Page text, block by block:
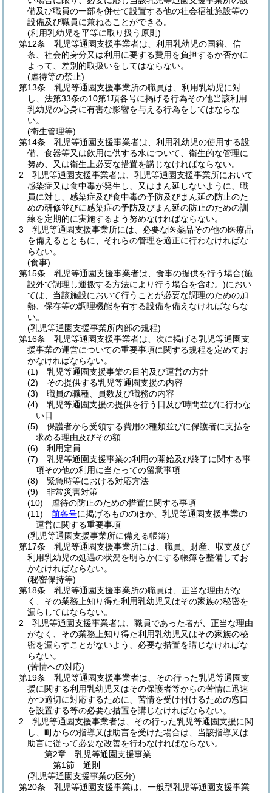
備及び職員の一部を併せて設置する他の社会福祉施設等の
設備及び職員に兼ねることができる。
(利用乳幼児を平等に取り扱う原則)
第12条
乳児等通園支援事業者は、利用乳幼児の国籍、信
条、社会的身分又は利用に要する費用を負担するか否かに
よって、差別的取扱いをしてはならない。
(虐待等の禁止)
第13条
乳児等通園支援事業所の職員は、利用乳幼児に対
し、法第33条の10第1項各号に掲げる行為その他当該利用
乳幼児の心身に有害な影響を与える行為をしてはならな
い。
(衛生管理等)
第14条
乳児等通園支援事業者は、利用乳幼児の使用する設
備、食器等又は飲用に供する水について、衛生的な管理に
努め、又は衛生上必要な措置を講じなければならない。
2
乳児等通園支援事業者は、乳児等通園支援事業所において
感染症又は食中毒が発生し、又はまん延しないように、職
員に対し、感染症及び食中毒の予防及びまん延の防止のた
めの研修並びに感染症の予防及びまん延の防止のための訓
練を定期的に実施するよう努めなければならない。
3
乳児等通園支援事業所には、必要な医薬品その他の医療品
を備えるとともに、それらの管理を適正に行わなければな
らない。
(食事)
第15条
乳児等通園支援事業者は、食事の提供を行う場合(施
設外で調理し運搬する方法により行う場合を含む。)におい
ては、当該施設において行うことが必要な調理のための加
熱、保存等の調理機能を有する設備を備えなければならな
い。
(乳児等通園支援事業所内部の規程)
第16条
乳児等通園支援事業者は、次に掲げる乳児等通園支
援事業の運営についての重要事項に関する規程を定めてお
かなければならない。
(1)
乳児等通園支援事業の目的及び運営の方針
(2)
その提供する乳児等通園支援の内容
(3)
職員の職種、員数及び職務の内容
(4)
乳児等通園支援の提供を行う日及び時間並びに行わな
い日
(5)
保護者から受領する費用の種類並びに保護者に支払を
求める理由及びその額
(6)
利用定員
(7)
乳児等通園支援事業の利用の開始及び終了に関する事
項その他の利用に当たっての留意事項
(8)
緊急時等における対応方法
(9)
非常災害対策
(10)
虐待の防止のための措置に関する事項
(11)
前各号に掲げるもののほか、乳児等通園支援事業の
運営に関する重要事項
(乳児等通園支援事業所に備える帳簿)
第17条
乳児等通園支援事業所には、職員、財産、収支及び
利用乳幼児の処遇の状況を明らかにする帳簿を整備してお
かなければならない。
(秘密保持等)
第18条
乳児等通園支援事業所の職員は、正当な理由がな
く、その業務上知り得た利用乳幼児又はその家族の秘密を
漏らしてはならない。
2
乳児等通園支援事業者は、職員であった者が、正当な理由
がなく、その業務上知り得た利用乳幼児又はその家族の秘
密を漏らすことがないよう、必要な措置を講じなければな
らない。
(苦情への対応)
第19条
乳児等通園支援事業者は、その行った乳児等通園支
援に関する利用乳幼児又はその保護者等からの苦情に迅速
かつ適切に対応するために、苦情を受け付けるための窓口
を設置する等の必要な措置を講じなければならない。
2
乳児等通園支援事業者は、その行った乳児等通園支援に関
し、町からの指導又は助言を受けた場合は、当該指導又は
助言に従って必要な改善を行わなければならない。
第2章
乳児等通園支援事業
第1節
通則
(乳児等通園支援事業の区分)
第20条
乳児等通園支援事業は、一般型乳児等通園支援事業